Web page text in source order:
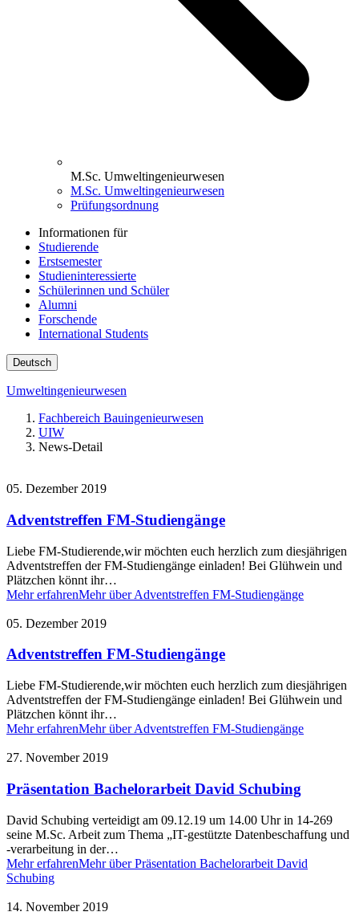
M.Sc. Umweltingenieurwesen
M.Sc. Umweltingenieurwesen
Prüfungsordnung
Informationen für
Studierende
Erstsemester
Studieninteressierte
Schülerinnen und Schüler
Alumni
Forschende
International Students
Deutsch
Umweltingenieurwesen
Fachbereich Bauingenieurwesen
UIW
News-Detail
05. Dezember 2019
Adventstreffen FM-Studiengänge
Liebe FM-Studierende,wir möchten euch herzlich zum diesjährigen
Adventstreffen der FM-Studiengänge einladen! Bei Glühwein und
Plätzchen könnt ihr…
Mehr erfahrenMehr über Adventstreffen FM-Studiengänge
05. Dezember 2019
Adventstreffen FM-Studiengänge
Liebe FM-Studierende,wir möchten euch herzlich zum diesjährigen
Adventstreffen der FM-Studiengänge einladen! Bei Glühwein und
Plätzchen könnt ihr…
Mehr erfahrenMehr über Adventstreffen FM-Studiengänge
27. November 2019
Präsentation Bachelorarbeit David Schubing
David Schubing verteidigt am 09.12.19 um 14.00 Uhr in 14-269
seine M.Sc. Arbeit zum Thema „IT-gestützte Datenbeschaffung und
-verarbeitung in der…
Mehr erfahrenMehr über Präsentation Bachelorarbeit David
Schubing
14. November 2019